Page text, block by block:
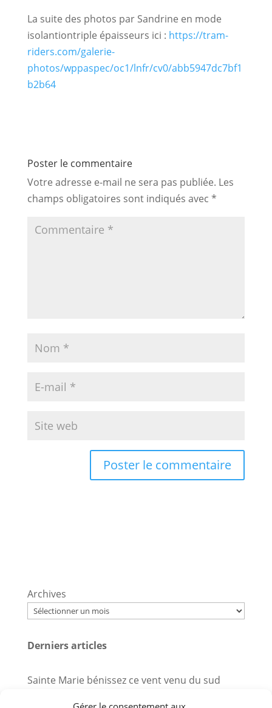
La suite des photos par Sandrine en mode
isolantiontriple épaisseurs ici : https://tram-
riders.com/galerie-
photos/wppaspec/oc1/lnfr/cv0/abb5947dc7bf1
b2b64
Poster le commentaire
Votre adresse e-mail ne sera pas publiée. Les
champs obligatoires sont indiqués avec *
Archives
Derniers articles
Sainte Marie bénissez ce vent venu du sud
Nord-est furtif